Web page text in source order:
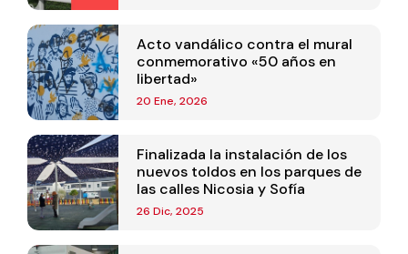
Acto vandálico contra el mural
conmemorativo «50 años en
libertad»
20 Ene, 2026
Finalizada la instalación de los
nuevos toldos en los parques de
las calles Nicosia y Sofía
26 Dic, 2025